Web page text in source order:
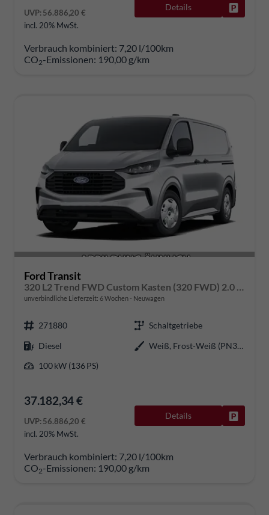
UVP:56.886,20 €
incl. 20% MwSt.
Details
Verbrauch kombiniert: 7,20 l/100km
CO2-Emissionen: 190,00 g/km
Ford Transit
unverbindliche Lieferzeit: 6 Wochen Neuwagen
271880
Schaltgetriebe
Diesel
Weiß, Frost-Weiß (PN3GZ0)
100 kW (136 PS)
37.182,34 €
UVP:56.886,20 €
incl. 20% MwSt.
Details
Verbrauch kombiniert: 7,20 l/100km
CO2-Emissionen: 190,00 g/km